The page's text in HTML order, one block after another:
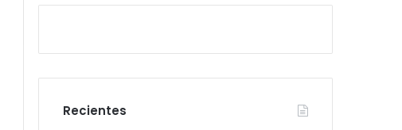
Recientes